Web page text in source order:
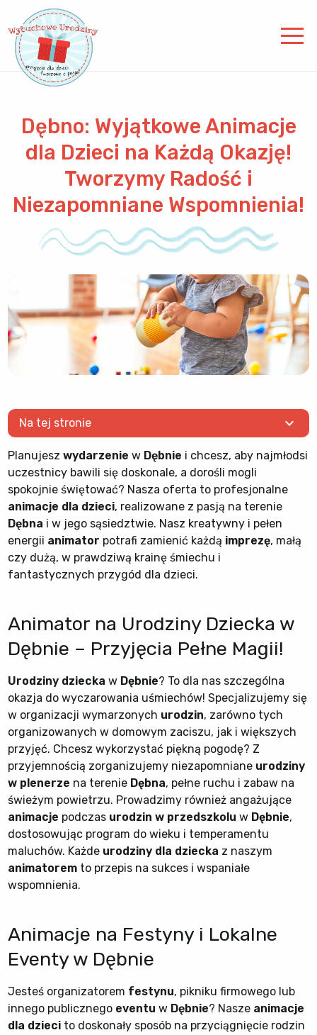
Dębno: Wyjątkowe Animacje
dla Dzieci na Każdą Okazję!
Tworzymy Radość i
Niezapomniane Wspomnienia!
Na tej stronie expand_more
Planujeszwydarzenie w Dębnie i chcesz, aby najmłodsi
uczestnicy bawili się doskonale, a dorośli mogli
spokojnie świętować? Nasza oferta to profesjonalne
animacje dla dzieci, realizowane z pasją na terenie
Dębna i w jego sąsiedztwie. Nasz kreatywny i pełen
energii animator potrafi zamienić każdą imprezę, małą
czy dużą, w prawdziwą krainę śmiechu i
fantastycznych przygód dla dzieci.
Animator na Urodziny Dziecka w
Dębnie – Przyjęcia Pełne Magii!
Urodziny dziecka w Dębnie? To dla nas szczególna
okazja do wyczarowania uśmiechów! Specjalizujemy się
w organizacji wymarzonych urodzin, zarówno tych
organizowanych w domowym zaciszu, jak i większych
przyjęć. Chcesz wykorzystać piękną pogodę? Z
przyjemnością zorganizujemy niezapomniane urodziny
w plenerze na terenie Dębna, pełne ruchu i zabaw na
świeżym powietrzu. Prowadzimy również angażujące
animacje podczas urodzin w przedszkolu w Dębnie,
dostosowując program do wieku i temperamentu
maluchów. Każde urodziny dla dziecka z naszym
animatorem to przepis na sukces i wspaniałe
wspomnienia.
Animacje na Festyny i Lokalne
Eventy w Dębnie
Jesteś organizatorem festynu, pikniku firmowego lub
innego publicznego eventu w Dębnie? Nasze animacje
dla dzieci to doskonały sposób na przyciągnięcie rodzin